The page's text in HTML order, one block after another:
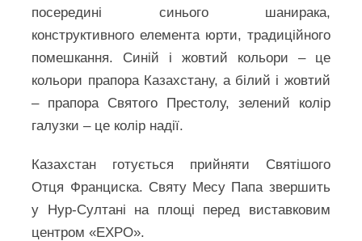
посередині синього шанирака,
конструктивного елемента юрти, традиційного
помешкання. Синій і жовтий кольори – це
кольори прапора Казахстану, а білий і жовтий
– прапора Святого Престолу, зелений колір
галузки – це колір надії.
Казахстан готується прийняти Святішого
Отця Франциска. Святу Месу Папа звершить
у Нур-Султані на площі перед виставковим
центром «EXPO».